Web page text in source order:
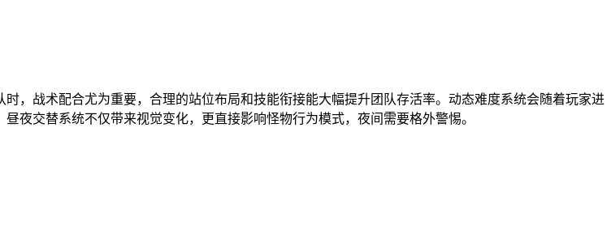
，战术配合尤为重要，合理的站位布局和技能衔接能大幅提升团队存活率。动态难度系统会随着玩家进
夜交替系统不仅带来视觉变化，更直接影响怪物行为模式，夜间需要格外警惕。